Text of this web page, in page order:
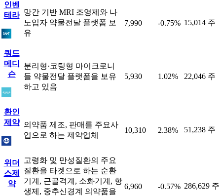
인벤
테라 망간 기반 MRI 조영제와 나
노입자 약물전달 플랫폼 보
유
7,990 -0.75% 15,014 주
쿼드
메디
슨
분리형·코팅형 마이크로니
들 약물전달 플랫폼을 보유
하고 있음
5,930 1.02% 22,046 주
환인
제약 의약품 제조, 판매를 주요사
업으로 하는 제약업체
10,310 2.38% 51,238 주
위더
스제
약
고령화 및 만성질환의 주요
질환을 타겟으로 하는 순환
기계, 근골격계, 소화기계, 항
생제, 중추신경계 의약품을
6,960 -0.57% 286,629 주